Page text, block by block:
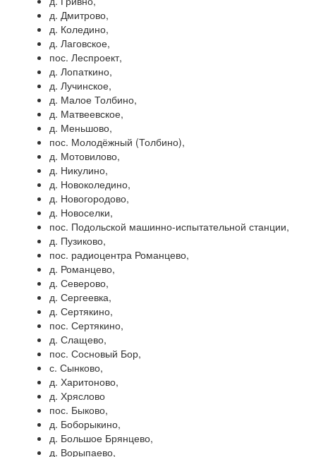
д. Дмитрово,
д. Коледино,
д. Лаговское,
пос. Леспроект,
д. Лопаткино,
д. Лучинское,
д. Малое Толбино,
д. Матвеевское,
д. Меньшово,
пос. Молодёжный (Толбино),
д. Мотовилово,
д. Никулино,
д. Новоколедино,
д. Новогородово,
д. Новоселки,
пос. Подольской машинно-испытательной станции,
д. Пузиково,
пос. радиоцентра Романцево,
д. Романцево,
д. Северово,
д. Сергеевка,
д. Сертякино,
пос. Сертякино,
д. Слащево,
пос. Сосновый Бор,
с. Сынково,
д. Харитоново,
д. Хряслово
пос. Быково,
д. Боборыкино,
д. Большое Брянцево,
д. Ворыпаево,